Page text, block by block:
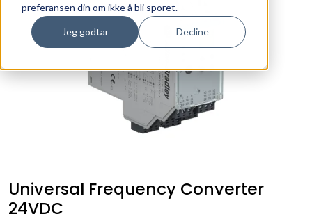
preferansen din om ikke å bli sporet.
Jeg godtar Decline
Universal Frequency Converter
24VDC